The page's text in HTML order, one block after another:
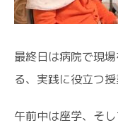
最終日は病院で現
る、実践に役立つ
午前中は座学、そ